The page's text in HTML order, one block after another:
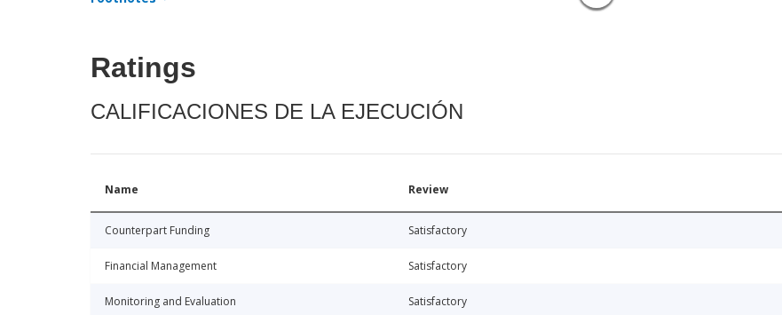
Ratings
CALIFICACIONES DE LA EJECUCIÓN
Name Review
Counterpart Funding Satisfactory
Financial Management Satisfactory
Monitoring and Evaluation Satisfactory